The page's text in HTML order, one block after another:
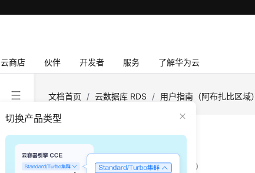
云商店 伙伴 开发者 服务 了解华为云
切换产品类型
文档首页 / 云数据库 RDS / 用户指南（阿布扎比区域）
实例生命周期
更新时间：2022-02-22 GMT+08:00